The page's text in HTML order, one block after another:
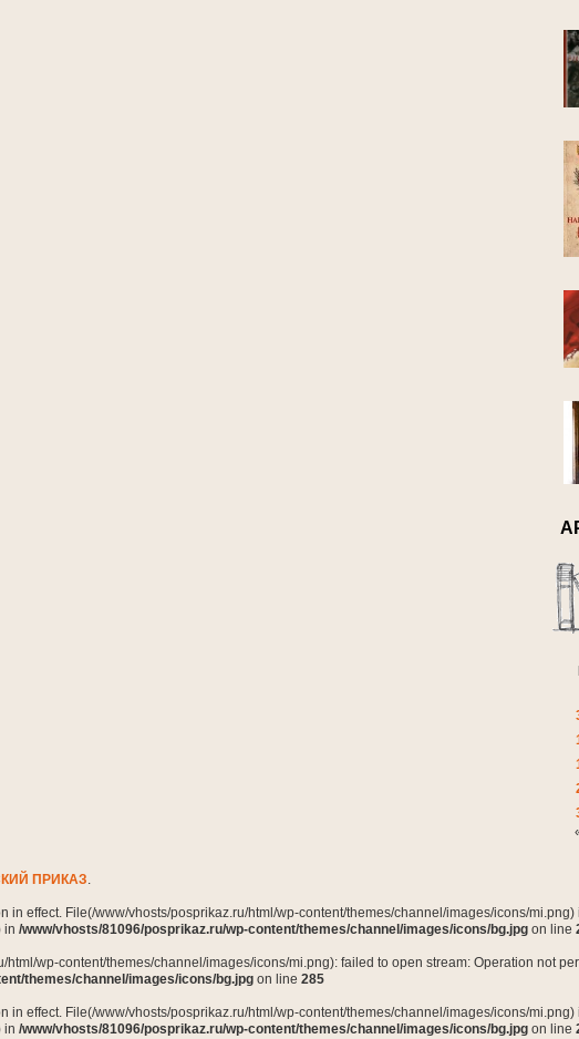
ПРИКАЗ.
in effect. File(/www/vhosts/posprikaz.ru/html/wp-content/themes/channel/images/icons/
in /www/vhosts/81096/posprikaz.ru/wp-content/themes/channel/images/icons/bg.jpg on line
html/wp-content/themes/channel/images/icons/mi.png): failed to open stream: Operation not
themes/channel/images/icons/bg.jpg on line 285
in effect. File(/www/vhosts/posprikaz.ru/html/wp-content/themes/channel/images/icons/
in /www/vhosts/81096/posprikaz.ru/wp-content/themes/channel/images/icons/bg.jpg on line